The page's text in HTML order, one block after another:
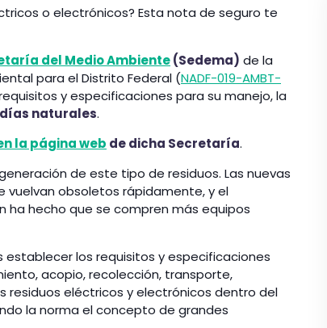
o electrónicos? Esta nota de seguro te
del Medio Ambiente(Sedema) de la
para el Distrito Federal (NADF-019-AMBT-
y especificaciones para su manejo, la
naturales.
la página web de dicha Secretaría.
de este tipo de residuos. Las nuevas
vuelvan obsoletos rápidamente, y el
hecho que se compren más equipos
los requisitos y especificaciones
acopio, recolección, transporte,
residuos eléctricos y electrónicos dentro del
la norma el concepto de grandes